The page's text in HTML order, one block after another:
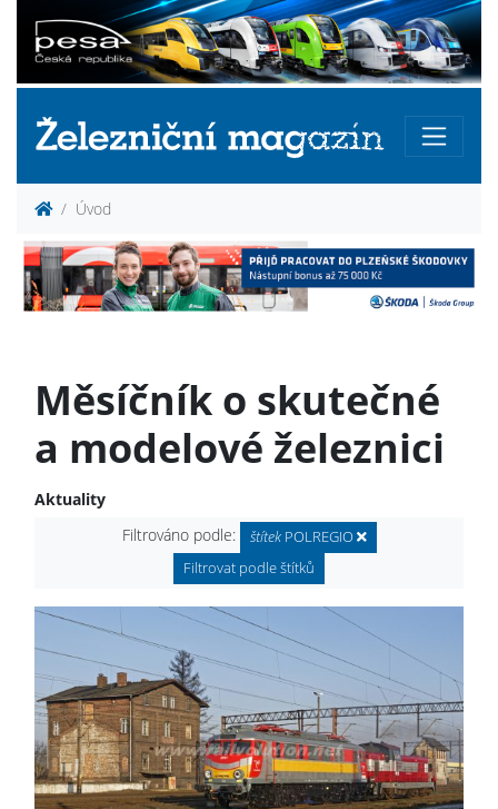
Úvod
Měsíčník o skutečné
a modelové železnici
Aktuality
Filtrováno podle:
štítekPOLREGIO
Filtrovat podle štítků